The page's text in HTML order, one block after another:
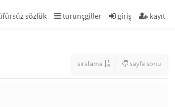
sözlük turunçgiller giriş kayıt
sıralama sayfa sonu